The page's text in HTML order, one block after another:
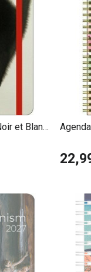
Gogh. Les pages
périodes.
comme l'Art
designs sont
immersion dans
à la fois
et Blanc